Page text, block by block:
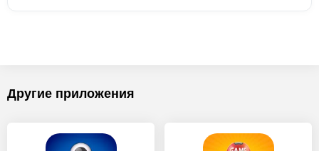
Другие приложения